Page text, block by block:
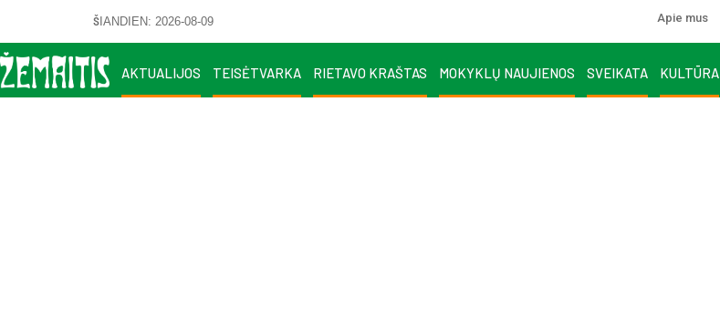
ŠIANDIEN: 2026-08-09 Apie mus
AKTUALIJOS TEISĖTVARKA RIETAVO KRAŠTAS MOKYKLŲ NAUJIENOS SVEIKATA KULTŪRA